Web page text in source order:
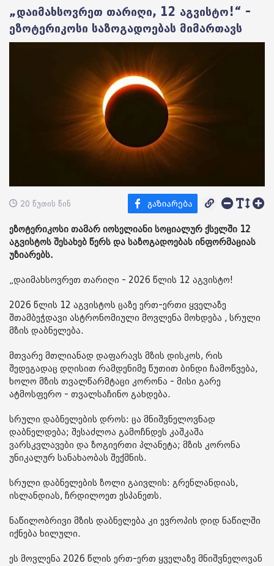
„დაიმახსოვრეთ თარიღი, 12 აგვისტო!“ –
ეზოტერიკოსი საზოგადოებას მიმართავს
20 წუთის წინ
ეზოტერიკოსი თამარ იოსელიანი სოციალურ ქსელში 12
აგვისტოს შესახებ წერს და საზოგადოებას ინფორმაციას
უზიარებს.
„დაიმახსოვრეთ თარიღი - 2026 წლის 12 აგვისტო!
2026 წლის 12 აგვისტოს ცაზე ერთ-ერთი ყველაზე
შთამბეჭდავი ასტრონომიული მოვლენა მოხდება , სრული
მზის დაბნელება.
მთვარე მთლიანად დაფარავს მზის დისკოს, რის
შედეგადაც დღისით რამდენიმე წუთით ბინდი ჩამოწვება,
ხოლო მზის თვალწარმტაცი კორონა - მისი გარე
ატმოსფერო - თვალსაჩინო გახდება.
სრული დაბნელების დროს: ცა მნიშვნელოვნად
დაბნელდება; შესაძლოა გამოჩნდეს კაშკაშა
ვარსკვლავები და ზოგიერთი პლანეტა; მზის კორონა
უნიკალურ სანახაობას შექმნის.
სრული დაბნელების ზოლი გაივლის: გრენლანდიას,
ისლანდიას, ჩრდილოეთ ესპანეთს.
ნაწილობრივი მზის დაბნელება კი ევროპის დიდ ნაწილში
იქნება ხილული.
ეს მოვლენა 2026 წლის ერთ-ერთ ყველაზე მნიშვნელოვან